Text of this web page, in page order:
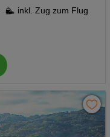
inkl. Zug zum Flug